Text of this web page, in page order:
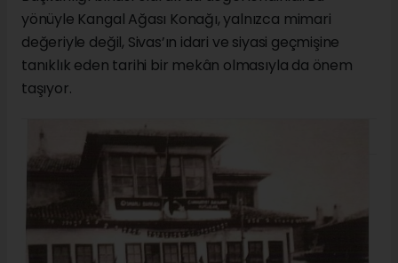
yönüyle Kangal Ağası Konağı, yalnızca mimari
değeriyle değil, Sivas’ın idari ve siyasi geçmişine
tanıklık eden tarihi bir mekân olmasıyla da önem
taşıyor.